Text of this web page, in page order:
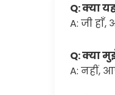
Q: क्या
A: जी
Q: क्या
A: नहीं,